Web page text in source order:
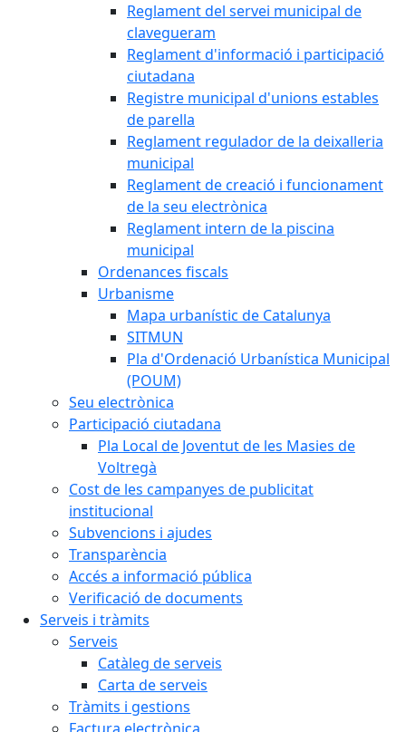
Reglament del servei municipal de
clavegueram
Reglament d'informació i participació
ciutadana
Registre municipal d'unions estables
de parella
Reglament regulador de la deixalleria
municipal
Reglament de creació i funcionament
de la seu electrònica
Reglament intern de la piscina
municipal
Ordenances fiscals
Urbanisme
Mapa urbanístic de Catalunya
SITMUN
Pla d'Ordenació Urbanística Municipal
(POUM)
Seu electrònica
Participació ciutadana
Pla Local de Joventut de les Masies de
Voltregà
Cost de les campanyes de publicitat
institucional
Subvencions i ajudes
Transparència
Accés a informació pública
Verificació de documents
Serveis i tràmits
Serveis
Catàleg de serveis
Carta de serveis
Tràmits i gestions